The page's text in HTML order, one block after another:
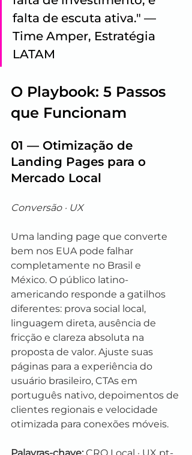
falta de escuta ativa." —
Time Amper, Estratégia
LATAM
O Playbook: 5 Passos
que Funcionam
01 — Otimização de
Landing Pages para o
Mercado Local
Conversão · UX
Uma landing page que converte
bem nos EUA pode falhar
completamente no Brasil e
México. O público latino-
americando responde a gatilhos
diferentes: prova social local,
linguagem direta, ausência de
fricção e clareza absoluta na
proposta de valor. Ajuste suas
páginas para a experiência do
usuário brasileiro, CTAs em
português nativo, depoimentos de
clientes regionais e velocidade
otimizada para conexões móveis.